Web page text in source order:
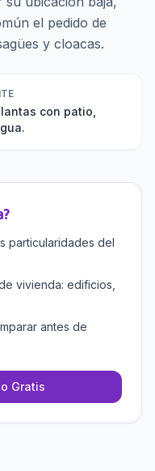
el pedido de
y cloacas.
con patio,
?
particularidades del
vivienda: edificios,
antes de
Gratis